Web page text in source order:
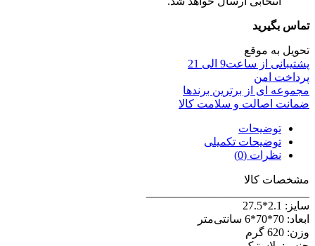
تماس بگیرید
تحویل به موقع
پشتیبانی از ساعت9 الی 21
پرداخت امن
مجموعه ای از برترین برندها
ضمانت اصالت و سلامت کالا
توضیحات
توضیحات تکمیلی
نظرات (0)
مشخصات کالا
سایز: 2.1*27.5
ابعاد: 70*70*6 سانتی‌متر
وزن: 620 گرم